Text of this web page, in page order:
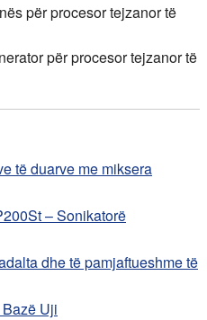
për procesor tejzanor të
për procesor tejzanor të
të duarve me miksera
– Sonikatorë
dhe të pamjaftueshme të
Uji